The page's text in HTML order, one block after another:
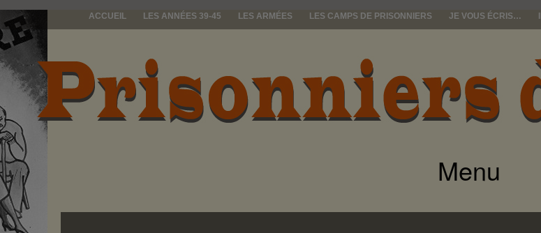
ACCUEIL LES ANNÉES 39-45 LES ARMÉES LES CAMPS DE PRISONNIERS JE VOUS ÉCRIS…
prisonniers de guerre
Menu